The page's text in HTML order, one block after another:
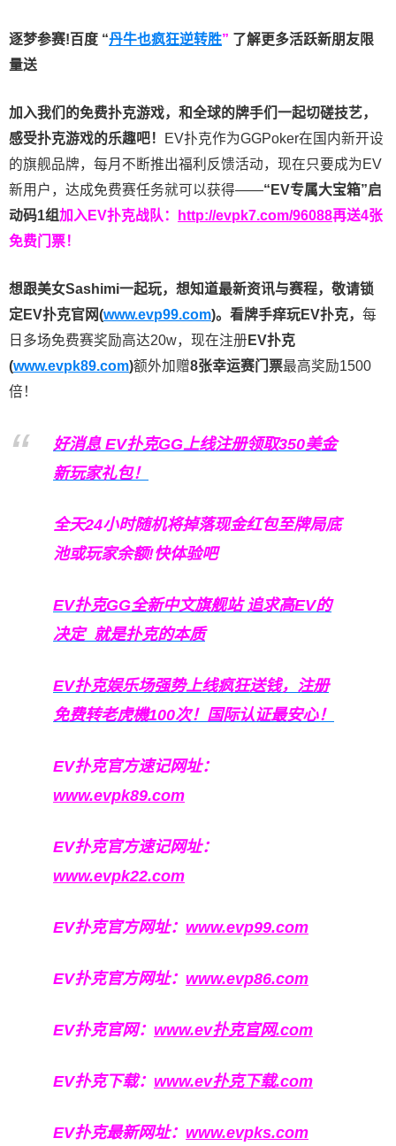
逐梦参赛!百度 “丹牛也疯狂逆转胜” 了解更多活跃新朋友限
量送
加入我们的免费扑克游戏，和全球的牌手们一起切磋技艺，
感受扑克游戏的乐趣吧！
EV扑克作为GGPoker在国内新开设
的旗舰品牌，每月不断推出福利反馈活动，现在只要成为EV
新用户，达成免费赛任务就可以获得——“EV专属大宝箱”启
动码1组加入EV扑克战队： http://evpk7.com/96088再送4张
免费门票！
想跟美女Sashimi一起玩， 想知道最新资讯与赛程， 敬请锁
定EV扑克官网(www.evp99.com)。 看牌手痒玩EV扑克， 每
日多场免费赛奖励高达20w，现在注册 EV扑克
(www.evpk89.com)额外加赠8张幸运赛门票最高奖励1500
倍！
好消息 EV扑克GG上线注册领取350美金
新玩家礼包！
全天24小时随机将掉落现金红包至牌局底
池或玩家余额!快体验吧
EV扑克GG全新中文旗舰站追求高EV的
决定 就是扑克的本质
EV扑克娱乐场强势上线疯狂送钱，注册
免费转老虎機100次！国际认证最安心！
EV扑克官方速记网址：
www.evpk89.com
EV扑克官方速记网址：
www.evpk22.com
EV扑克官方网址： www.evp99.com
EV扑克官方网址： www.evp86.com
EV扑克官网： www.ev扑克官网.com
EV扑克下载： www.ev扑克下载.com
EV扑克最新网址： www.evpks.com